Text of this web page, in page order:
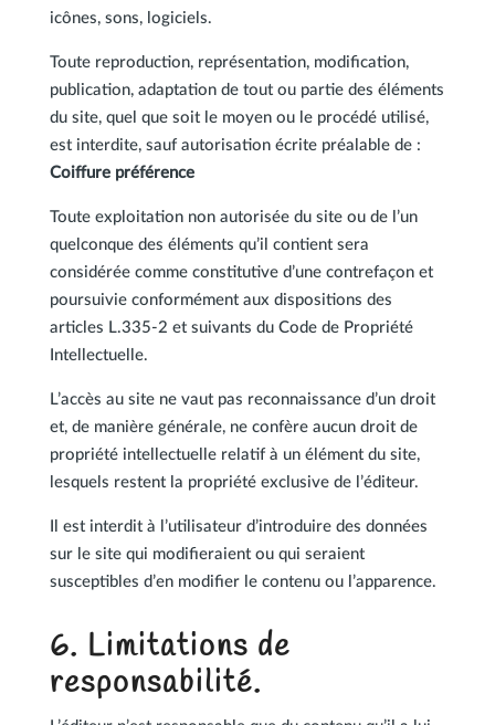
icônes, sons, logiciels.
Toute reproduction, représentation, modification,
publication, adaptation de tout ou partie des éléments
du site, quel que soit le moyen ou le procédé utilisé,
est interdite, sauf autorisation écrite préalable de :
Coiffure préférence
Toute exploitation non autorisée du site ou de l’un
quelconque des éléments qu’il contient sera
considérée comme constitutive d’une contrefaçon et
poursuivie conformément aux dispositions des
articles L.335-2 et suivants du Code de Propriété
Intellectuelle.
L’accès au site ne vaut pas reconnaissance d’un droit
et, de manière générale, ne confère aucun droit de
propriété intellectuelle relatif à un élément du site,
lesquels restent la propriété exclusive de l’éditeur.
Il est interdit à l’utilisateur d’introduire des données
sur le site qui modifieraient ou qui seraient
susceptibles d’en modifier le contenu ou l’apparence.
6. Limitations de
responsabilité.